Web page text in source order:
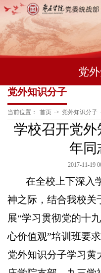
党
党外知识分子
当前位置： 首页 -> 党外知识分子
学校召开党
年同
2017-11-19
在全校上下深入
神之际，结合我校关
展“学习贯彻党的十
心价值观”培训班要
党外知识分子学习黄